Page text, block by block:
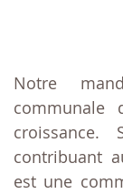
Notre
communale
croissance.
contribuant
est une